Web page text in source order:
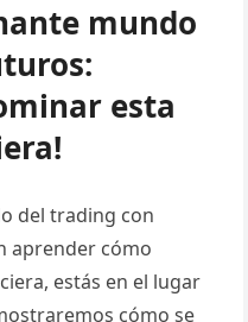
mundo
esta
del trading con
aprender cómo
estás en el lugar
cómo se